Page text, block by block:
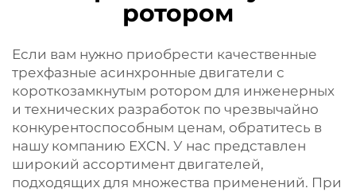
ротором
Если вам нужно приобрести качественные
трехфазные асинхронные двигатели с
короткозамкнутым ротором для инженерных
и технических разработок по чрезвычайно
конкурентоспособным ценам, обратитесь в
нашу компанию EXCN. У нас представлен
широкий ассортимент двигателей,
подходящих для множества применений. При